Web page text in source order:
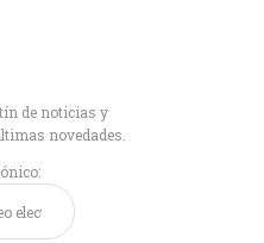
de noticias y
novedades.